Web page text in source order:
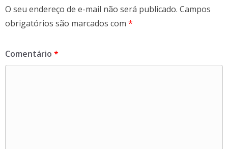
O seu endereço de e-mail não será publicado. Campos
obrigatórios são marcados com *
Comentário *